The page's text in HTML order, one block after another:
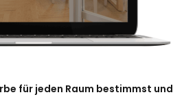
für jeden Raum bestimmst und